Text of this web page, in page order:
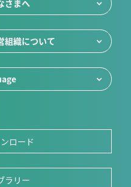
さまへ
組織について
ロード
ラリー